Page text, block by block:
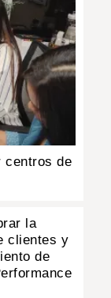
centros de
la
clientes y
de